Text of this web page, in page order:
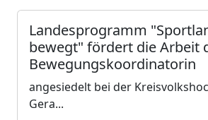
Landesprogramm
bewegt" fördert die Arbeit
Bewegungskoordinatorin
angesiedelt bei der
Gera...